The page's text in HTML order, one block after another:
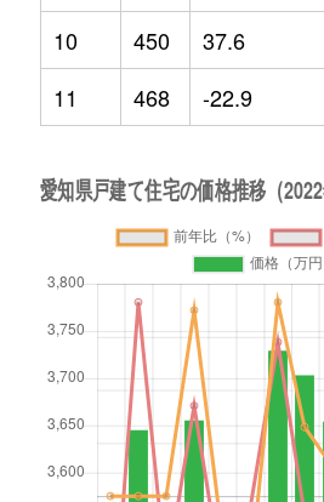
10
450 37.6
11
468 -22.9